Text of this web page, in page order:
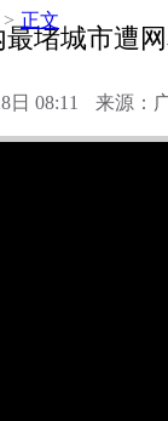
> 正文
堵城市遭
日 08:11 来源：